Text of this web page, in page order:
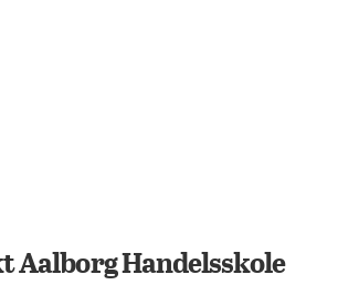
Aalborg Handelsskole